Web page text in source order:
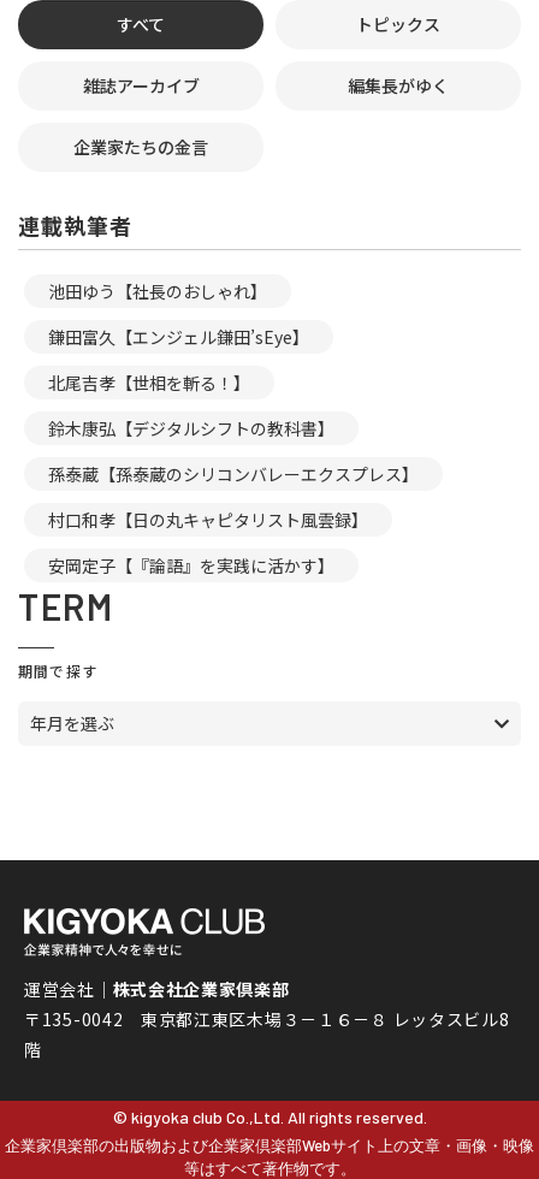
すべて トピックス
雑誌アーカイブ 編集長がゆく
企業家たちの金言
連載執筆者
池田ゆう【社長のおしゃれ】
鎌田富久【エンジェル鎌田’sEye】
北尾吉孝【世相を斬る！】
鈴木康弘【デジタルシフトの教科書】
孫泰蔵【孫泰蔵のシリコンバレーエクスプレス】
村口和孝【日の丸キャピタリスト風雲録】
安岡定子【『論語』を実践に活かす】
TERM
期間で探す
年月を選ぶ
運営会社｜ 株式会社企業家倶楽部
〒135-0042 東京都江東区木場３－１６－８ レッタスビル8
階
© kigyoka club Co.,Ltd. All rights reserved.
企業家倶楽部の出版物および企業家倶楽部Webサイト上の文章・画像・映像
等はすべて著作物です。